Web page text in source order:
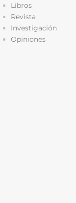
Libros
Revista
Investigación
Opiniones